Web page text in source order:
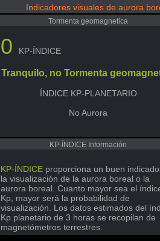
Indicadores visuales de aurora
Tormenta geomagnetica
0 KP-ÍNDICE
Tranquilo, no Tormenta
ÍNDICE KP-PLANETARIO
No Aurora
KP-ÍNDICE Información
KP-ÍNDICE proporciona un buen
la visualización de la aurora boreal o la
aurora boreal. Cuanto mayor sea el
Kp, mayor será la probabilidad de
visualización. Los datos estimados del
Kp planetario de 3 horas se recopilan de
magnetómetros terrestres.